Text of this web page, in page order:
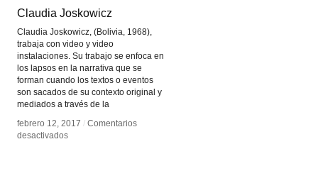
Claudia Joskowicz
Claudia Joskowicz, (Bolivia, 1968),
trabaja con video y video
instalaciones. Su trabajo se enfoca en
los lapsos en la narrativa que se
forman cuando los textos o eventos
son sacados de su contexto original y
mediados a través de la
febrero 12, 2017 / Comentarios
desactivadosen
Claudia Joskowicz
febrero 12, 2017 / Comentarios
desactivadosen